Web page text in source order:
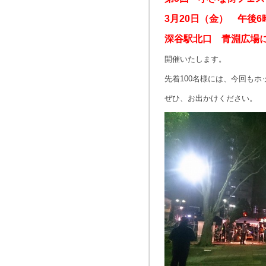
3月20日（金） 午後6
深谷駅北口 青淵広場
開催いたします。
先着100名様には、今回もホ
ぜひ、お出かけください。